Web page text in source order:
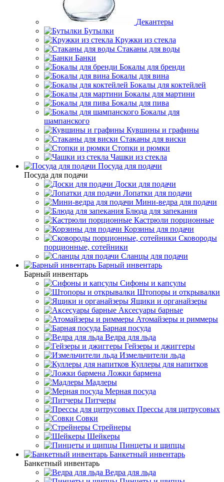
Декантеры
Бутылки
Кружки из стекла
Стаканы для воды
Банки
Бокалы для бренди
Бокалы для вина
Бокалы для коктейлей
Бокалы для мартини
Бокалы для пива
Бокалы для
шампанского
Кувшины и графины
Стаканы для виски
Стопки и рюмки
Чашки из стекла
Посуда для подачи
Посуда для подачи
Доски для подачи
Лопатки для подачи
Мини-ведра для подачи
Блюда для запекания
Кастрюли порционные
Корзины для подачи
Сковороды
порционные, сотейники
Сланцы для подачи
Барный инвентарь
Барный инвентарь
Сифоны и капсулы
Штопоры и открывалки
Ящики и органайзеры
Аксесуары барные
Атомайзеры и риммеры
Барная посуда
Ведра для льда
Гейзеры и джиггеры
Измельчители льда
Куллеры для напитков
Ложки бармена
Мадлеры
Мерная посуда
Питчеры
Прессы для цитрусовых
Совки
Стрейнеры
Шейкеры
Пинцеты и щипцы
Банкетный инвентарь
Банкетный инвентарь
Ведра для льда